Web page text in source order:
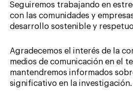
Seguiremos trabajando en
con las comunidades y
desarrollo sostenible y
Agradecemos el interés de la
medios de comunicación en el
mantendremos informados
significativo en la investigación.